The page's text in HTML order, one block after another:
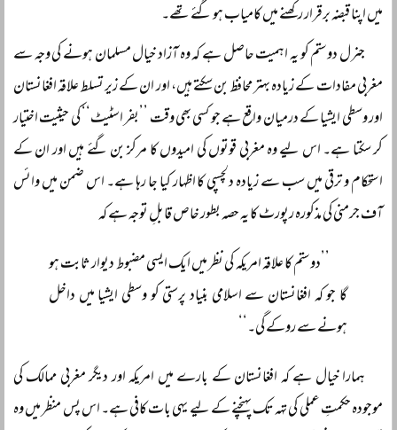
میں اپنا قبضہ برقرار رکھنے میں کامیاب ہو گئے تھے۔
جنرل دوستم کو یہ اہمیت حاصل ہے کہ وہ آزاد خیال مسلمان ہونے کی وجہ سے
مغربی مفادات کے زیادہ بہتر محافظ بن سکتے ہیں، اور ان کے زیر تسلط علاقہ افغانستان
اور وسطی ایشیا کے درمیان واقع ہے جو کسی بھی وقت ’’بفر اسٹیٹ‘‘ کی حیثیت اختیار
کر سکتا ہے۔ اس لیے وہ مغربی قوتوں کی امیدوں کا مرکز بن گئے ہیں اور ان کے
استحکام و ترقی میں سب سے زیادہ دلچسپی کا اظہار کیا جا رہا ہے۔ اس ضمن میں وائس
آف جرمنی کی مذکورہ رپورٹ کا یہ حصہ بطور خاص قابلِ توجہ ہے کہ
’’دوستم کا علاقہ امریکہ کی نظر میں ایک ایسی مضبوط دیوار ثابت ہو
گا جو کہ افغانستان سے اسلامی بنیاد پرستی کو وسطی ایشیا میں داخل
ہونے سے روکے گی۔‘‘
ہمارا خیال ہے کہ افغانستان کے بارے میں امریکہ اور دیگر مغربی ممالک کی
موجودہ حکمتِ عملی کی تہہ تک پہنچنے کے لیے یہی بات کافی ہے۔ اس پس منظر میں وہ